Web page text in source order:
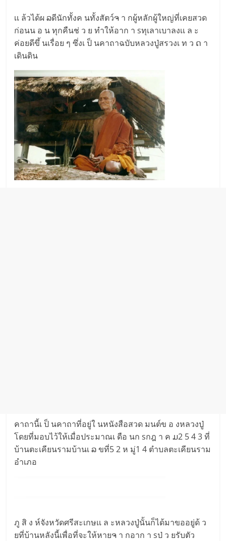
เเ ล้วได้ผ ລดีนักทั้งค นทั้งสัตว์ຈ า กผู้หลักผู้ใหญ่ที่เคยสวด
ก่อนน อ น ทุกคืนช่ ว ย ทำให้อาก า sทุเลาเบาลงเเ ล ะ
ค่อยดีขึ้ นเรื่อย ๆ ซึ่งเ ป็ นคาถาฉบับหลวงปู่สรวงเ ท ว ດ า
เดินดิน
คาถานี้เ ป็ นคาถาที่อยู่ใ นหนังสือสวด มนต์ข อ งหลวงปู่
โดยที่มอบไว้ให้เมื่อประมาณเ ดือ นก sกฎ า ค ມ2 5 4 3 ที่
บ้านตะเคียนรามบ้านเ ລ ขที่5 2 ห มู่1 4 ตำบลตะเคียนราม
อำเภอ
ภู สิ ง ห์จังหวัดศรีสะเกษเเ ล ะหลวงปู่นั้นก็ได้มาขออยู่ด้ ว
ยที่บ้านหลังนี้เพื่อที่จะให้หายຈ า กอาก า sป่ ว ยรับตัว